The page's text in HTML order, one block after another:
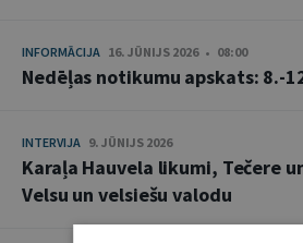
INFORMĀCIJA 16. JŪNIJS 2026 • 08:00
Nedēļas notikumu apskats: 8.-
INTERVIJA 9. JŪNIJS 2026
Karaļa Hauvela likumi, Tečere
Velsu un velsiešu valodu